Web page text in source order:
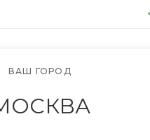
MotionTech 5
ВАШ ГОРОД